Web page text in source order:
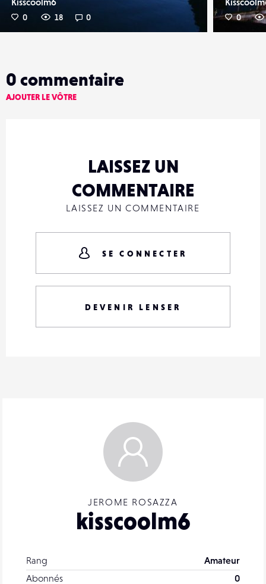
0 18 0 0
JEROME ROSAZZA
kisscoolm6
Rang
Amateur
Abonnés
0
0 commentaire
AJOUTER LE VÔTRE
LAISSEZ UN
COMMENTAIRE
LAISSEZ UN COMMENTAIRE
SE CONNECTER
DEVENIR LENSER